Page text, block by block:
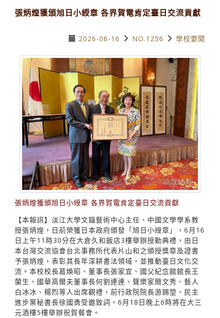
張炳煌獲頒旭日小綬章 各界賀電肯定臺日交流貢獻
2026-06-16 NO.1256 學校要聞
張炳煌獲頒旭日小綬章 各界賀電肯定臺日交流貢獻
【本報訊】淡江大學文錙藝術中心主任、中國文學學系教
授張炳煌，日前榮獲日本政府頒發「旭日小綬章」，6月16
日上午11時30分在大倉久和飯店3樓舉辦授勳典禮，由日
本台灣交流協會台北事務所代表片山和之頒授獎章及證書
予張炳煌，表彰其長年深耕書法領域，並推動臺日文化交
流。本校校長葛煥昭、董事長張家宜、國父紀念館館長王
蘭生、國華高爾夫董事長何劉連連、聲樂家簡文秀、藝人
白冰冰、楊烈等人出席觀禮，前行政院院長游錫堃、民主
進步黨秘書長徐國勇受邀致詞。6月18日晚上6時將在大三
元酒樓5樓舉辦祝賀餐會。